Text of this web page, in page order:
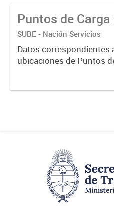
Puntos de Carga
SUBE - Nación Servicios
Datos correspondientes
ubicaciones de Puntos